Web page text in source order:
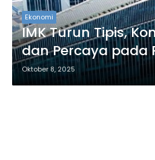
Ekonomi
IMK Turun Tipis,
dan Percaya pada
Oktober 8, 2025